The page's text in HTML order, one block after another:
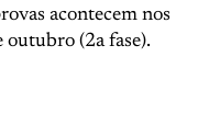
acontecem nos
outubro (2a fase).